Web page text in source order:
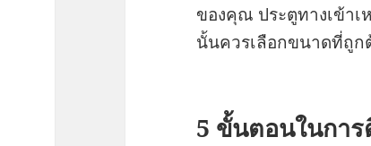
ของคุณ ประตูทางเข้า
นั้นควรเลือกขนาดที่ถูก
5 ขั้นตอนในการ